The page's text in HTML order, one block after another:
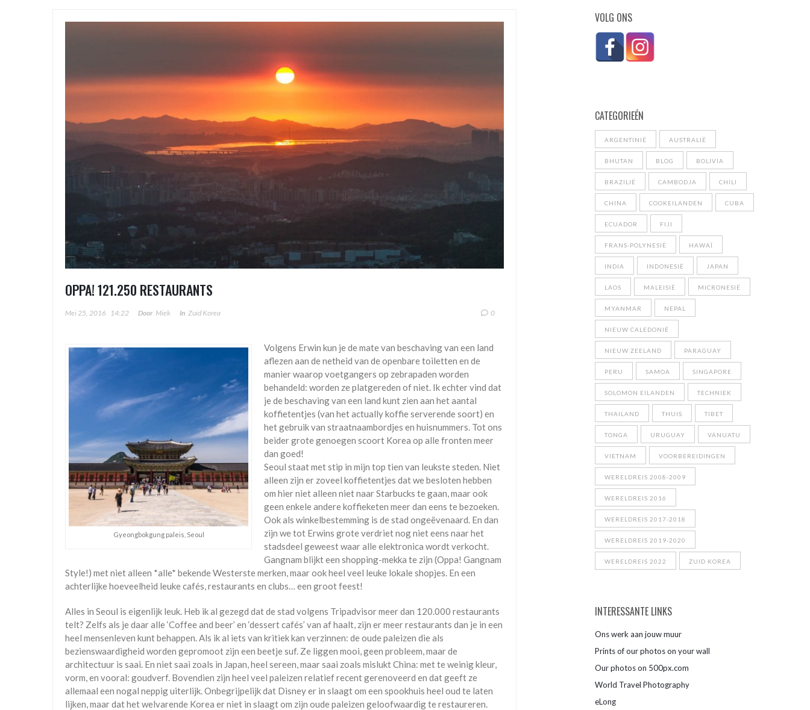
OPPA! 121.250 RESTAURANTS
Mei 25, 2016 14:22 Door Miek In Zuid Korea 0
Gyeongbokgung paleis, Seoul
Volgens Erwin kun je de mate van beschaving van een land
aflezen aan de netheid van de openbare toiletten en de
manier waarop voetgangers op zebrapaden worden
behandeld: worden ze platgereden of niet. Ik echter vind dat
je de beschaving van een land kunt zien aan het aantal
koffietentjes (van het actually koffie serverende soort) en
het gebruik van straatnaambordjes en huisnummers. Tot ons
beider grote genoegen scoort Korea op alle fronten meer
dan goed!
Seoul staat met stip in mijn top tien van leukste steden. Niet
alleen zijn er zoveel koffietentjes dat we besloten hebben
om hier niet alleen niet naar Starbucks te gaan, maar ook
geen enkele andere koffieketen meer dan eens te bezoeken.
Ook als winkelbestemming is de stad ongeëvenaard. En dan
zijn we tot Erwins grote verdriet nog niet eens naar het
stadsdeel geweest waar alle elektronica wordt verkocht.
Gangnam blijkt een shopping-mekka te zijn (Oppa! Gangnam
Style!) met niet alleen *alle* bekende Westerste merken, maar ook heel veel leuke lokale shopjes. En een
achterlijke hoeveelheid leuke cafés, restaurants en clubs… een groot feest!
Alles in Seoul is eigenlijk leuk. Heb ik al gezegd dat de stad volgens Tripadvisor meer dan 120.000 restaurants
telt? Zelfs als je daar alle ‘Coffee and beer’ en ‘dessert cafés’ van af haalt, zijn er meer restaurants dan je in een
heel mensenleven kunt behappen. Als ik al iets van kritiek kan verzinnen: de oude paleizen die als
bezienswaardigheid worden gepromoot zijn een beetje suf. Ze liggen mooi, geen probleem, maar de
architectuur is saai. En niet saai zoals in Japan, heel sereen, maar saai zoals mislukt China: met te weinig kleur,
vorm, en vooral: goudverf. Bovendien zijn heel veel paleizen relatief recent gerenoveerd en dat geeft ze
allemaal een nogal neppig uiterlijk. Onbegrijpelijk dat Disney er in slaagt om een spookhuis heel oud te laten
lijken, maar dat het welvarende Korea er niet in slaagt om zijn oude paleizen geloofwaardig te restaureren.
VOLG ONS
CATEGORIEĒN
ARGENTINIË AUSTRALIË
BHUTAN BLOG BOLIVIA
BRAZILIË CAMBODJA CHILI
CHINA COOKEILANDEN CUBA
ECUADOR FIJI
FRANS-POLYNESIË HAWAÏ
INDIA INDONESIË JAPAN
LAOS MALEISIË MICRONESIË
MYANMAR NEPAL
NIEUW CALEDONIË
NIEUW ZEELAND PARAGUAY
PERU SAMOA SINGAPORE
SOLOMON EILANDEN TECHNIEK
THAILAND THUIS TIBET
TONGA URUGUAY VANUATU
VIETNAM VOORBEREIDINGEN
WERELDREIS 2008-2009
WERELDREIS 2016
WERELDREIS 2017-2018
WERELDREIS 2019-2020
WERELDREIS 2022 ZUID KOREA
INTERESSANTE LINKS
Ons werk aan jouw muur
Prints of our photos on your wall
Our photos on 500px.com
World Travel Photography
eLong